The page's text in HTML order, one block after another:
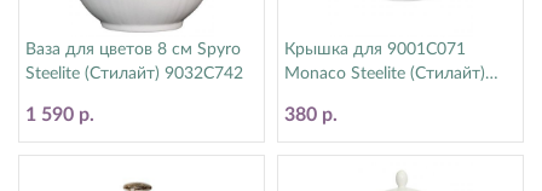
Ваза для цветов 8 см Spyro
Steelite (Стилайт) 9032C742
1 590 р.
Крышка для 9001C071
Monaco Steelite (Стилайт)
380 р.